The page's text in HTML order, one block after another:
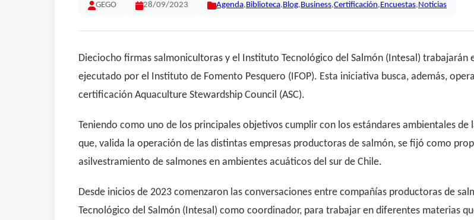
GEGO 28/09/2023 Agenda,Biblioteca,Blog,Business,Certificación,Encuestas,Noticias
Dieciocho firmas salmonicultoras y el Instituto Tecnológico del Salmón (Intesal) trabajarán
ejecutado por el Instituto de Fomento Pesquero (IFOP). Esta iniciativa busca, además,
certificación Aquaculture Stewardship Council (ASC).
Teniendo como uno de los principales objetivos cumplir con los estándares ambientales
que, valida la operación de las distintas empresas productoras de salmón, se fijó como
asilvestramiento de salmones en ambientes acuáticos del sur de Chile.
Desde inicios de 2023 comenzaron las conversaciones entre compañías productoras de
Tecnológico del Salmón (Intesal) como coordinador, para trabajar en diferentes materias